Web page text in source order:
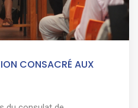
CONSACRÉ AUX